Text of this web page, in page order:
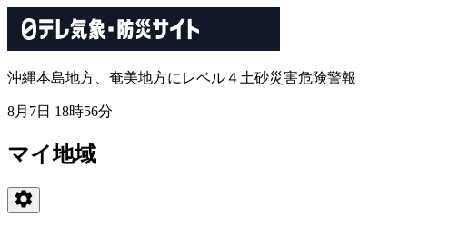
沖縄本島地方、奄美地方にレベル４土砂災害危険警報
8月7日 18時56分
マイ地域